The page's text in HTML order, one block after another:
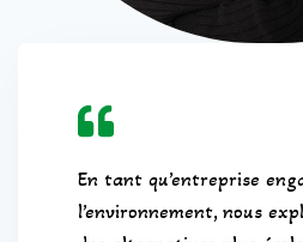
En tant qu’entreprise
l’environnement, nous